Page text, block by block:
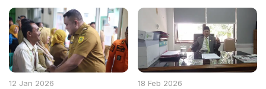
Kepedulian di Bulan Suci
12 Jan 2026 18 Feb 2026